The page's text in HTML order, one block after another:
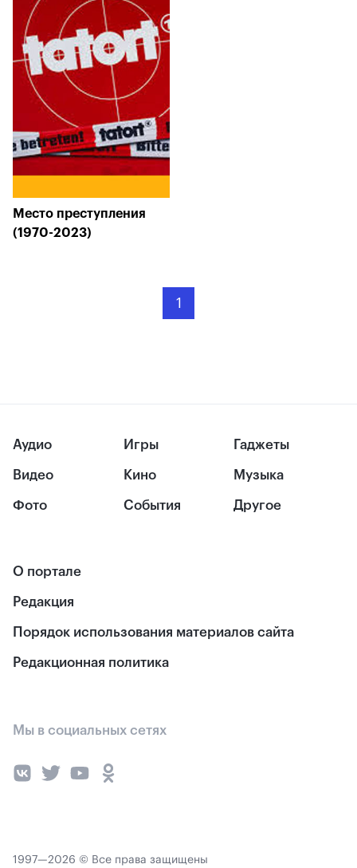
Место преступления
(1970-2023)
1
Аудио
Видео
Фото
Игры
Кино
События
Гаджеты
Музыка
Другое
О портале
Редакция
Порядок использования материалов сайта
Редакционная политика
Мы в социальных сетях
1997—2026 © Все права защищены